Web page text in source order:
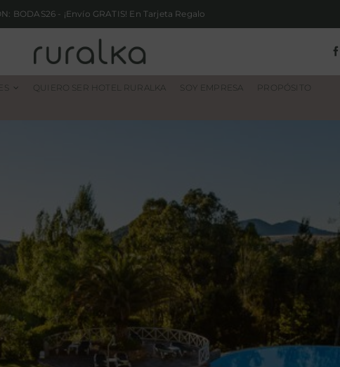
BODAS26 - ¡Envío GRATIS! En Tarjeta Regalo
QUIERO SER HOTEL RURALKA SOY EMPRESA
PROPÓSITO